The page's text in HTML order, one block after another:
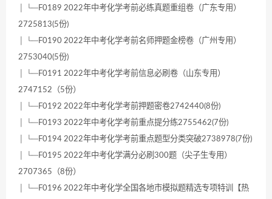
│ └─F0189 2022年中考化学考前必练真题重组卷（广东专用）
2725813(5份)
│ └─F0190 2022年中考化学考前名师押题金榜卷（广州专用）
2753040(5份)
│ └─F0191 2022年中考化学考前信息必刷卷（山东专用）
2747152（5份）
│ └─F0192 2022年中考化学考前押题密卷2742440(8份)
│ └─F0193 2022年中考化学考前重点提分练2755462(7份)
│ └─F0194 2022年中考化学考前重点题型分类突破2738978(7份)
│ └─F0195 2022年中考化学满分必刷300题（尖子生专用）
2707365（8份）
│ └─F0196 2022年中考化学全国各地市模拟题精选专项特训【热